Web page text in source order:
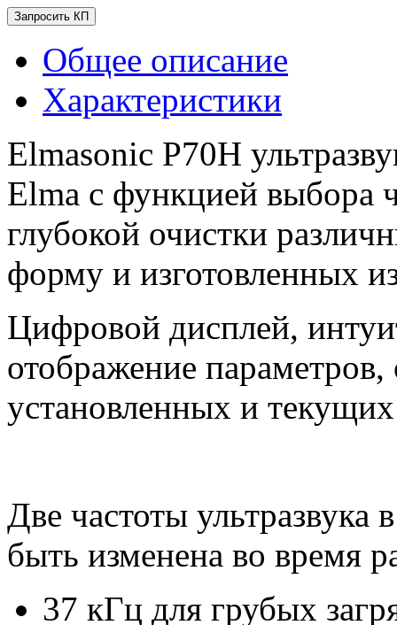
Запросить КП
Общее описание
Характеристики
Elmasonic P70H
Elma с функцией выбора
глубокой очистки
форму и изготовленных
Цифровой дисплей,
отображение параметров,
установленных и
Две частоты ультразвука
быть изменена во время
37 кГц для грубых